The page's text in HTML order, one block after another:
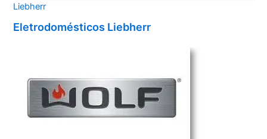
Liebherr
Eletrodomésticos Liebherr